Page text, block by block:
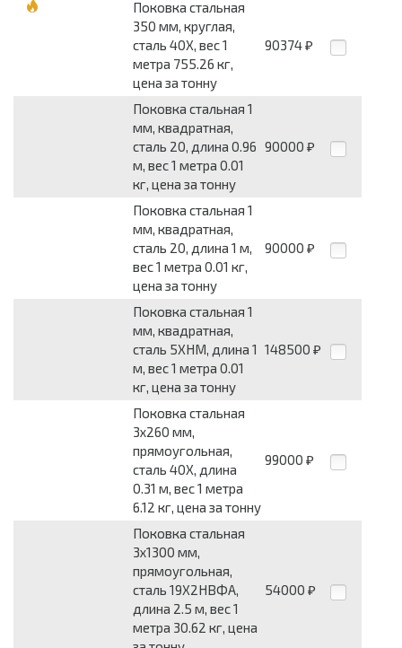
Поковка стальная
350 мм, круглая,
сталь 40Х, вес 1
метра 755.26 кг,
цена за тонну
90374 ₽
Поковка стальная 1
мм, квадратная,
сталь 20, длина 0.96
м, вес 1 метра 0.01
кг, цена за тонну
90000 ₽
Поковка стальная 1
мм, квадратная,
сталь 20, длина 1 м,
вес 1 метра 0.01 кг,
цена за тонну
90000 ₽
Поковка стальная 1
мм, квадратная,
сталь 5ХНМ, длина 1
м, вес 1 метра 0.01
кг, цена за тонну
148500 ₽
Поковка стальная
3x260 мм,
прямоугольная,
сталь 40Х, длина
0.31 м, вес 1 метра
6.12 кг, цена за тонну
99000 ₽
Поковка стальная
3x1300 мм,
прямоугольная,
сталь 19Х2НВФА,
длина 2.5 м, вес 1
метра 30.62 кг, цена
54000 ₽